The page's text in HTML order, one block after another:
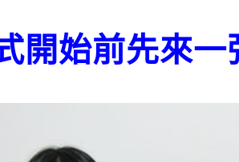
開始前先來